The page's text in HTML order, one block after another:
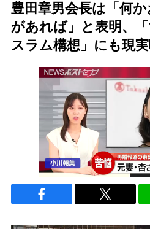
豊田章男会長は「何
があれば」と表明、
スラム構想」にも現